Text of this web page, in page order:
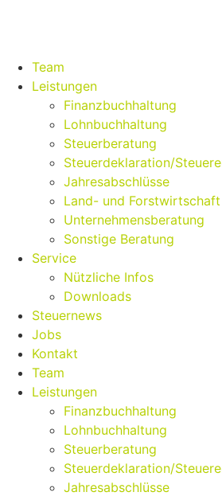
Team
Leistungen
Finanzbuchhaltung
Lohnbuchhaltung
Steuerberatung
Steuerdeklaration/
Jahresabschlüsse
Land- und Forstwirtschaft
Unternehmensberatung
Sonstige Beratung
Service
Nützliche Infos
Downloads
Steuernews
Jobs
Kontakt
Team
Leistungen
Finanzbuchhaltung
Lohnbuchhaltung
Steuerberatung
Steuerdeklaration/
Jahresabschlüsse